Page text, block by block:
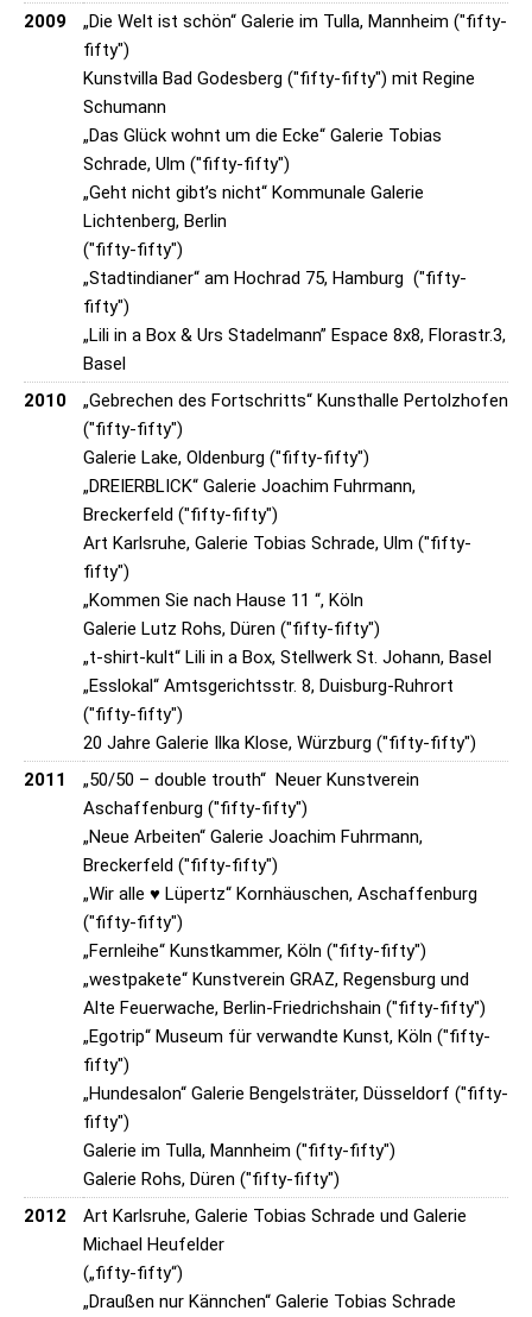
2009
„Die Welt ist schön“ Galerie im Tulla, Mannheim ("fifty-
fifty")
Kunstvilla Bad Godesberg ("fifty-fifty") mit Regine
Schumann
„Das Glück wohnt um die Ecke“ Galerie Tobias
Schrade, Ulm ("fifty-fifty")
„Geht nicht gibt’s nicht“ Kommunale Galerie
Lichtenberg, Berlin
("fifty-fifty")
„Stadtindianer“ am Hochrad 75, Hamburg ("fifty-
fifty")
„Lili in a Box & Urs Stadelmann” Espace 8x8, Florastr.3,
Basel
2010
„Gebrechen des Fortschritts“ Kunsthalle Pertolzhofen
("fifty-fifty")
Galerie Lake, Oldenburg ("fifty-fifty")
„DREIERBLICK“ Galerie Joachim Fuhrmann,
Breckerfeld ("fifty-fifty")
Art Karlsruhe, Galerie Tobias Schrade, Ulm ("fifty-
fifty")
„Kommen Sie nach Hause 11 “, Köln
Galerie Lutz Rohs, Düren ("fifty-fifty")
„t-shirt-kult“ Lili in a Box, Stellwerk St. Johann, Basel
„Esslokal“ Amtsgerichtsstr. 8, Duisburg-Ruhrort
("fifty-fifty")
20 Jahre Galerie Ilka Klose, Würzburg ("fifty-fifty")
2011
„50/50 – double trouth“ Neuer Kunstverein
Aschaffenburg ("fifty-fifty")
„Neue Arbeiten“ Galerie Joachim Fuhrmann,
Breckerfeld ("fifty-fifty")
„Wir alle ♥ Lüpertz“ Kornhäuschen, Aschaffenburg
("fifty-fifty")
„Fernleihe“ Kunstkammer, Köln ("fifty-fifty")
„westpakete“ Kunstverein GRAZ, Regensburg und
Alte Feuerwache, Berlin-Friedrichshain ("fifty-fifty")
„Egotrip“ Museum für verwandte Kunst, Köln ("fifty-
fifty")
„Hundesalon“ Galerie Bengelsträter, Düsseldorf ("fifty-
fifty")
Galerie im Tulla, Mannheim ("fifty-fifty")
Galerie Rohs, Düren ("fifty-fifty")
2012
Art Karlsruhe, Galerie Tobias Schrade und Galerie
Michael Heufelder
(„fifty-fifty“)
„Draußen nur Kännchen“ Galerie Tobias Schrade